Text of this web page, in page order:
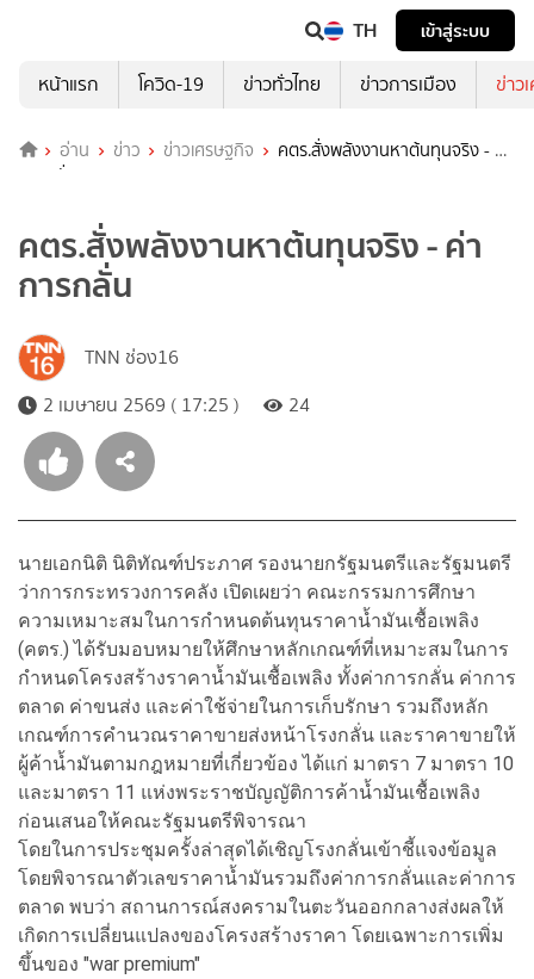
TH
เข้าสู่ระบบ
หน้าแรก
โควิด-19 ข่าวทั่วไทย ข่าวการเมือง ข่าว
อ่าน ข่าว ข่าวเศรษฐกิจ
คตร.สั่งพลังงานหาต้นทุนจริง - ค่า
การกลั่น
คตร.สั่งพลังงานหาต้นทุนจริง - ค่า
การกลั่น
TNN ช่อง16
2 เมษายน 2569 ( 17:25 )
24
นายเอกนิติ นิติทัณฑ์ประภาศ รองนายกรัฐมนตรีและรัฐมนตรี
ว่าการกระทรวงการคลัง เปิดเผยว่า คณะกรรมการศึกษา
ความเหมาะสมในการกำหนดต้นทุนราคาน้ำมันเชื้อเพลิง
(คตร.) ได้รับมอบหมายให้ศึกษาหลักเกณฑ์ที่เหมาะสมในการ
กำหนดโครงสร้างราคาน้ำมันเชื้อเพลิง ทั้งค่าการกลั่น ค่าการ
ตลาด ค่าขนส่ง และค่าใช้จ่ายในการเก็บรักษา รวมถึงหลัก
เกณฑ์การคำนวณราคาขายส่งหน้าโรงกลั่น และราคาขายให้
ผู้ค้าน้ำมันตามกฎหมายที่เกี่ยวข้อง ได้แก่ มาตรา 7 มาตรา 10
และมาตรา 11 แห่งพระราชบัญญัติการค้าน้ำมันเชื้อเพลิง
ก่อนเสนอให้คณะรัฐมนตรีพิจารณา
โดยในการประชุมครั้งล่าสุดได้เชิญโรงกลั่นเข้าชี้แจงข้อมูล
โดยพิจารณาตัวเลขราคาน้ำมันรวมถึงค่าการกลั่นและค่าการ
ตลาด พบว่า สถานการณ์สงครามในตะวันออกกลางส่งผลให้
เกิดการเปลี่ยนแปลงของโครงสร้างราคา โดยเฉพาะการเพิ่ม
ขึ้นของ "war premium"